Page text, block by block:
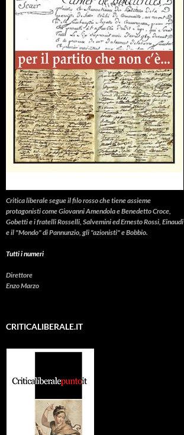
Critica liberalesegue il filo rosso che tiene assieme
protagonisti come Giovanni Amendola e Benedetto Croce,
Gobetti e i fratelli Rosselli, Salvemini ed Ernesto Rossi, Einaudi
e il "Mondo" di Pannunzio, gli "azionisti" e Bobbio.
Tutti i numeri
Direttore
Enzo Marzo
CRITICALIBERALE.IT